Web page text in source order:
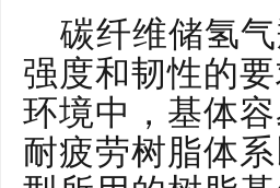
碳纤维储氢
强度和韧性的
环境中，基体
耐疲劳树脂体